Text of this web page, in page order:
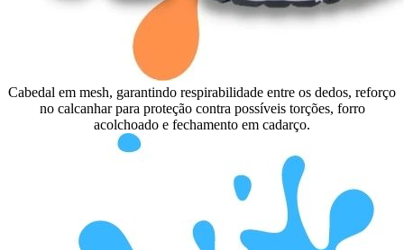
Cabedal em mesh, garantindo respirabilidade entre os dedos, reforço
no calcanhar para proteção contra possíveis torções, forro
acolchoado e fechamento em cadarço.